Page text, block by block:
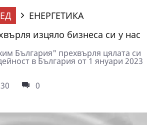
ЕНЕРГЕТИКА
изцяло бизнеса си у нас
България" прехвърля цялата си
в България от 1 януари 2023
0